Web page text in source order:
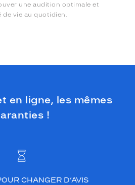
une audition optimale et
vie au quotidien.
en ligne, les mêmes
!
CHANGER D’AVIS